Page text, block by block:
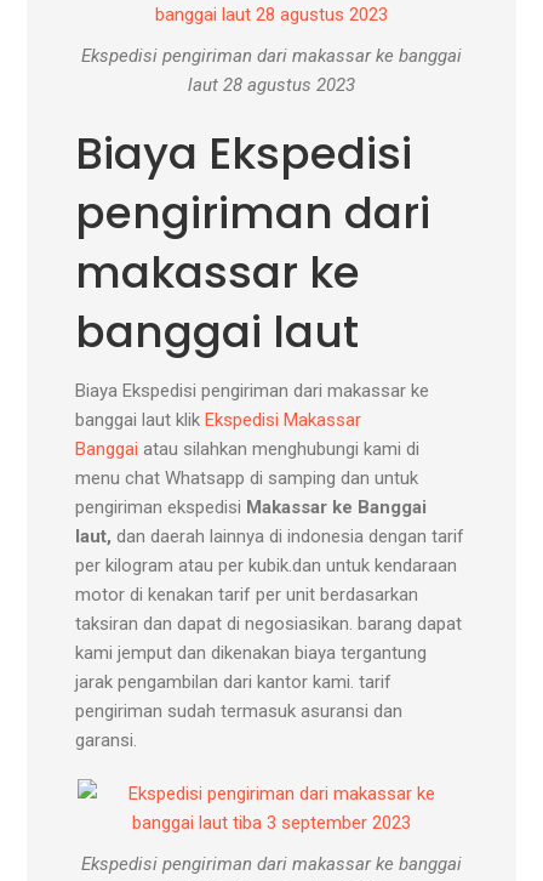
Ekspedisi pengiriman dari makassar ke banggai
laut 28 agustus 2023
Biaya Ekspedisi
pengiriman dari
makassar ke
banggai laut
Biaya Ekspedisi pengiriman dari makassar ke
banggai laut klik Ekspedisi Makassar
Banggai atau silahkan menghubungi kami di
menu chat Whatsapp di samping dan untuk
pengiriman ekspedisi Makassar ke Banggai
laut,dan daerah lainnya di indonesia dengan tarif
per kilogram atau per kubik.dan untuk kendaraan
motor di kenakan tarif per unit berdasarkan
taksiran dan dapat di negosiasikan. barang dapat
kami jemput dan dikenakan biaya tergantung
jarak pengambilan dari kantor kami. tarif
pengiriman sudah termasuk asuransi dan
garansi.
Ekspedisi pengiriman dari makassar ke banggai